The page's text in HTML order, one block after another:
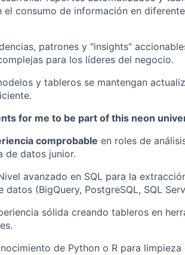
consumo de información en
patrones y "insights"
para los líderes del negocio.
y tableros se mantengan
for me to be part of this neon
comprobable en roles de
de datos junior.
avanzado en SQL para la
(BigQuery, PostgreSQL, SQL
sólida creando tableros en
de Python o R para